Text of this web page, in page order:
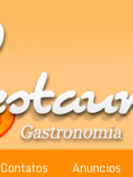
Contatos Anuncios